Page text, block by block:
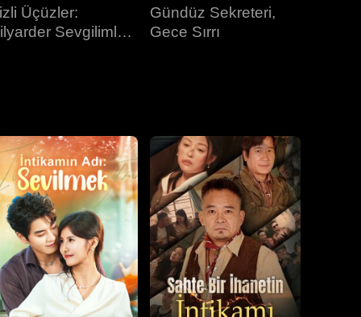
40.bölüm
Üçüzler:
Sevgilimle
Gündüz Sekreteri,
Gece Sırrı